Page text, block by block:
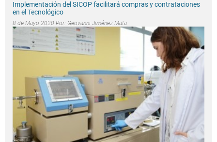
Implementación del SICOP facilitará compras y contrataciones
en el Tecnológico
8 de Mayo 2020 Por: Geovanni Jiménez Mata